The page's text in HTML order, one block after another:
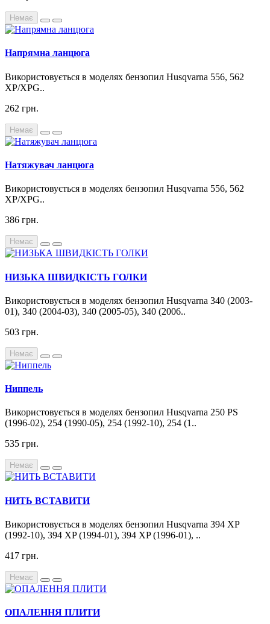
Немає
Напрямна ланцюга
Використовується в моделях бензопил Husqvarna 556, 562
XP/XPG..
262 грн.
Немає
Натяжувач ланцюга
Використовується в моделях бензопил Husqvarna 556, 562
XP/XPG..
386 грн.
Немає
НИЗЬКА ШВИДКІСТЬ ГОЛКИ
Використовується в моделях бензопил Husqvarna 340 (2003-
01), 340 (2004-03), 340 (2005-05), 340 (2006..
503 грн.
Немає
Ниппель
Використовується в моделях бензопил Husqvarna 250 PS
(1996-02), 254 (1990-05), 254 (1992-10), 254 (1..
535 грн.
Немає
НИТЬ ВСТАВИТИ
Використовується в моделях бензопил Husqvarna 394 XP
(1992-10), 394 XP (1994-01), 394 XP (1996-01), ..
417 грн.
Немає
ОПАЛЕННЯ ПЛИТИ